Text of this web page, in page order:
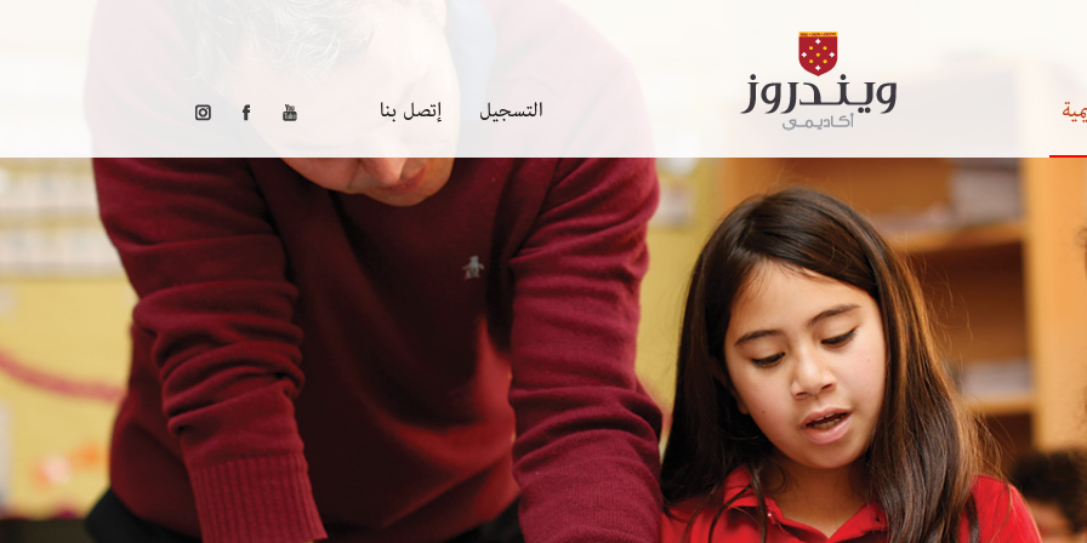
المكتبة
المدرسي
و الإدارية
الداخلية
التسجيل
التسجيل في ويندروز
جدول المصاريف الدراسية
سياسة الزي المدرسي
خدمة باص المدرسة
إتصل بنا